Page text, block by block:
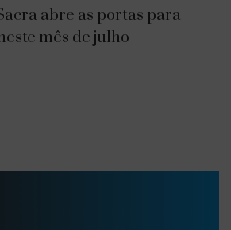
abre as portas para
mês de julho